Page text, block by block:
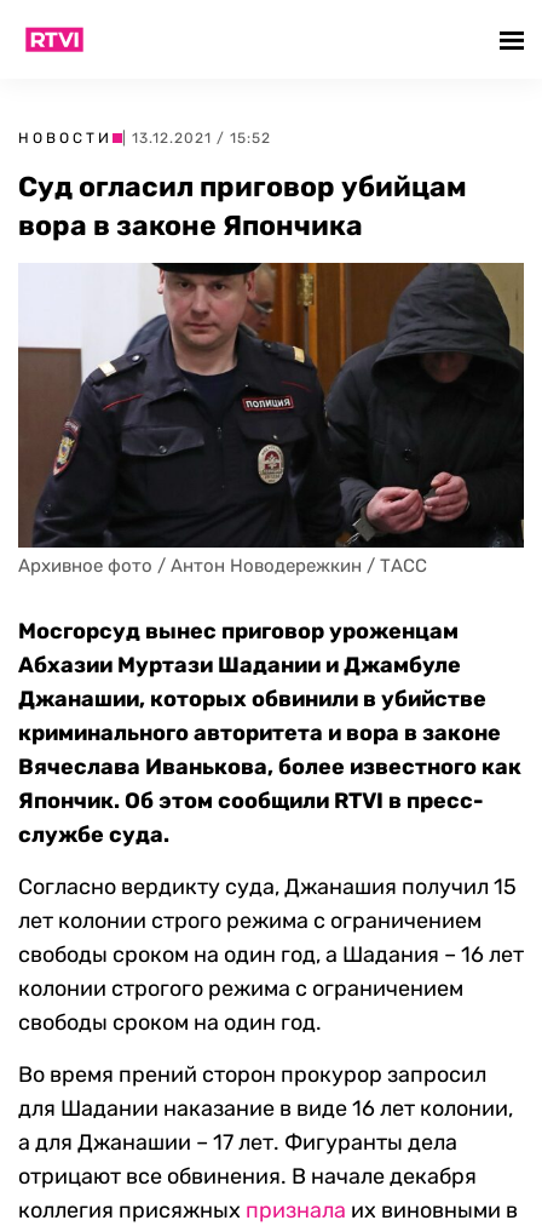
НОВОСТИ | 13.12.2021 / 15:52
Суд огласил приговор убийцам
вора в законе Япончика
Архивное фото / Антон Новодережкин / ТАСС
Мосгорсуд вынес приговор уроженцам
Абхазии Муртази Шадании и Джамбуле
Джанашии, которых обвинили в убийстве
криминального авторитета и вора в законе
Вячеслава Иванькова, более известного как
Япончик. Об этом сообщили RTVI в пресс-
службе суда.
Согласно вердикту суда, Джанашия получил 15
лет колонии строго режима с ограничением
свободы сроком на один год, а Шадания – 16 лет
колонии строгого режима с ограничением
свободы сроком на один год.
Во время прений сторон прокурор запросил
для Шадании наказание в виде 16 лет колонии,
а для Джанашии – 17 лет. Фигуранты дела
отрицают все обвинения. В начале декабря
коллегия присяжных признала их виновными в